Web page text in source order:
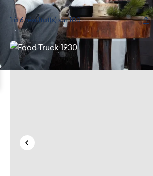
1 à 6 résultat(s) sur 100
Food Truck 1930